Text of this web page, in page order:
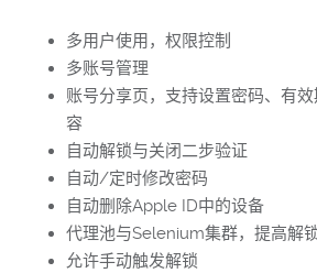
多用户使用，权限控制
多账号管理
账号分享页，支持设置密码、有
容
自动解锁与关闭二步验证
自动/定时修改密码
自动删除Apple ID中的设备
代理池与Selenium集群，提高解
允许手动触发解锁